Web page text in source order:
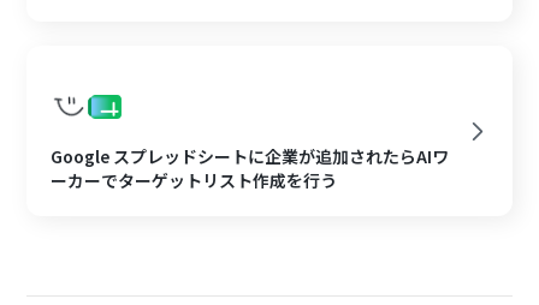
Google スプレッドシートに企業が追加されたらAIワ
ーカーでターゲットリスト作成を行う